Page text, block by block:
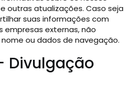
outras atualizações. Caso seja
suas informações com
empresas externas, não
ou dados de navegação.
Divulgação